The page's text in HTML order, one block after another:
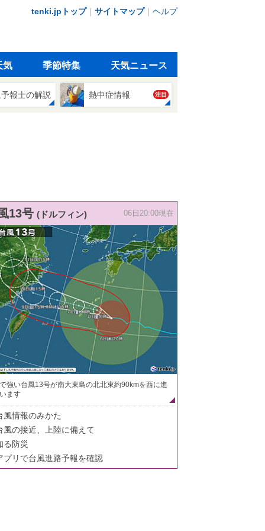
tenki.jpトップ｜ サイトマップ｜ ヘルプ
気 季節特集 天気ニュース
報士の解説 熱中症情報 注目
13号 (ドルフィン) 06日20:00現在
強い台風13号が南大東島の北北東約90kmを西に進
ます
風情報のみかた
風の接近、上陸に備えて
る防災
プリで台風進路予報を確認